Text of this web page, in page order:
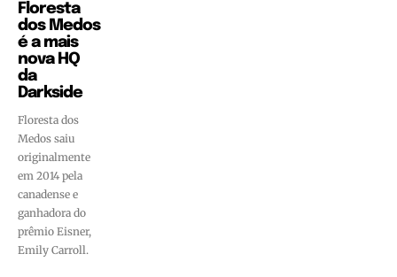
Floresta
dos Medos
é a mais
nova HQ
da
Darkside
Floresta dos
Medos saiu
originalmente
em 2014 pela
canadense e
ganhadora do
prêmio Eisner,
Emily Carroll.